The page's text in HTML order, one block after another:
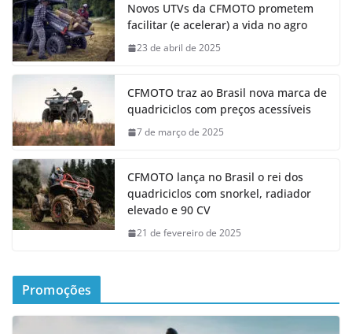
Novos UTVs da CFMOTO prometem
facilitar (e acelerar) a vida no agro
23 de abril de 2025
CFMOTO traz ao Brasil nova marca de
quadriciclos com preços acessíveis
7 de março de 2025
CFMOTO lança no Brasil o rei dos
quadriciclos com snorkel, radiador
elevado e 90 CV
21 de fevereiro de 2025
Promoções